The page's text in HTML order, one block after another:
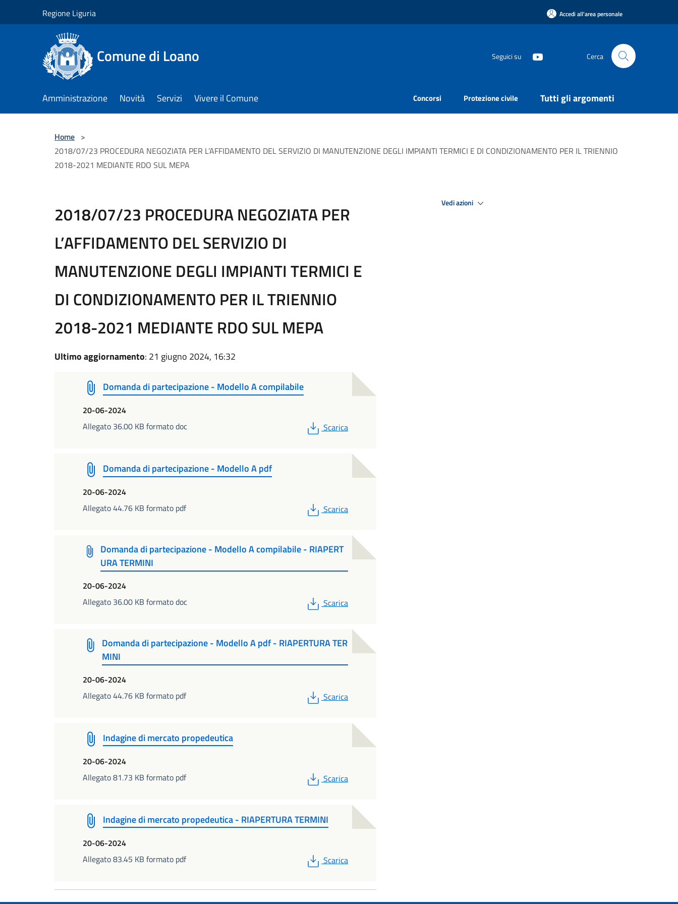
Regione Liguria Accedi all'area personale
Comune di Loano Seguici su Cerca
Amministrazione Novità Servizi Vivere il Comune Concorsi Protezione civile Tutti gli argomenti
Home >
2018/07/23 PROCEDURA NEGOZIATA PER L’AFFIDAMENTO DEL SERVIZIO DI MANUTENZIONE DEGLI IMPIANTI TERMICI E DI CONDIZIONAMENTO PER IL TRIENNIO
2018-2021 MEDIANTE RDO SUL MEPA
2018/07/23 PROCEDURA NEGOZIATA PER
L’AFFIDAMENTO DEL SERVIZIO DI
MANUTENZIONE DEGLI IMPIANTI TERMICI E
DI CONDIZIONAMENTO PER IL TRIENNIO
2018-2021 MEDIANTE RDO SUL MEPA
Ultimo aggiornamento: 21 giugno 2024, 16:32
Domanda di partecipazione - Modello A compilabile
20-06-2024
Allegato 36.00 KB formato doc
PDF
Scarica
Domanda di partecipazione - Modello A pdf
20-06-2024
Allegato 44.76 KB formato pdf
PDF
Scarica
Domanda di partecipazione - Modello A compilabile - RIAPERT
URA TERMINI
20-06-2024
Allegato 36.00 KB formato doc
PDF
Scarica
Domanda di partecipazione - Modello A pdf - RIAPERTURA TER
MINI
20-06-2024
Allegato 44.76 KB formato pdf
PDF
Scarica
Indagine di mercato propedeutica
20-06-2024
Allegato 81.73 KB formato pdf
PDF
Scarica
Indagine di mercato propedeutica - RIAPERTURA TERMINI
20-06-2024
Allegato 83.45 KB formato pdf
PDF
Scarica
Vedi azioni